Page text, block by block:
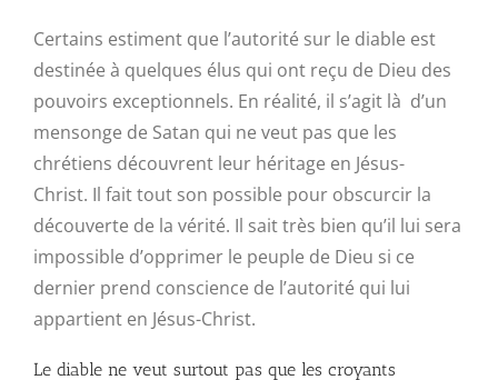
Certains estiment que l’autorité sur le diable est
destinée à quelques élus qui ont reçu de Dieu des
pouvoirs exceptionnels. En réalité, il s’agit là d’un
mensonge de Satan qui ne veut pas que les
chrétiens découvrent leur héritage en Jésus-
Christ. Il fait tout son possible pour obscurcir la
découverte de la vérité. Il sait très bien qu’il lui sera
impossible d’opprimer le peuple de Dieu si ce
dernier prend conscience de l’autorité qui lui
appartient en Jésus-Christ.
Le diable ne veut surtout pas que les croyants